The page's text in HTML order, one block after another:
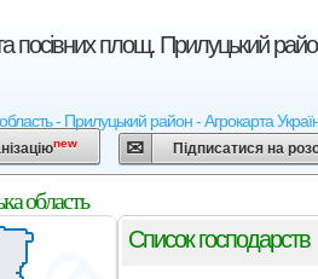
посівних площ. Прилуцький
область - Прилуцький район - Агрокарта
new Підписатися на
область
Список господарств